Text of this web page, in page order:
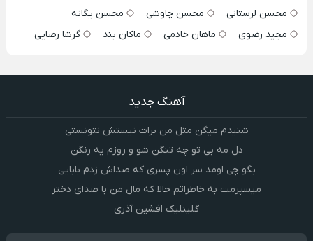
محسن لرستانی
محسن چاوشی
محسن یگانه
مجید رضوی
ماهان خادمی ماکان بند گرشا رضایی
آهنگ جدید
شنیدم میگن مثل من برات نیستش نتونستی
دل مه بی تو چه تنگن شو و روزم یه رنگن
بگو چی اومد سر اون پسری که صداش زدم بابایی
میسپرمت به خاطراتم حالا که مال من با صدای دختر
گلینلیک افشین آذری